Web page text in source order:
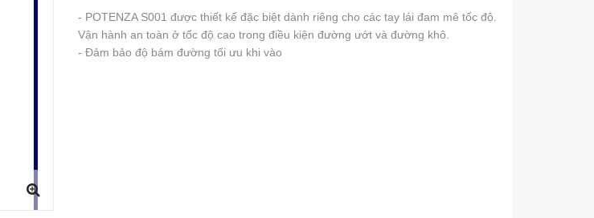
- POTENZA S001 được thiết kế đặc biệt dành riêng cho các tay lái đam mê tốc độ.
Vận hành an toàn ở tốc độ cao trong điều kiện đường ướt và đường khô.
- Đảm bảo độ bám đường tối ưu khi vào